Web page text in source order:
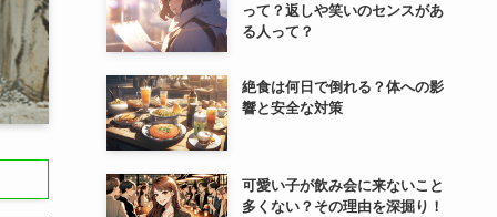
って？返しや笑いのセンスがあ
る人って？
絶食は何日で倒れる？体への影
響と安全な対策
可愛い子が飲み会に来ないこと
多くない？その理由を深掘り！